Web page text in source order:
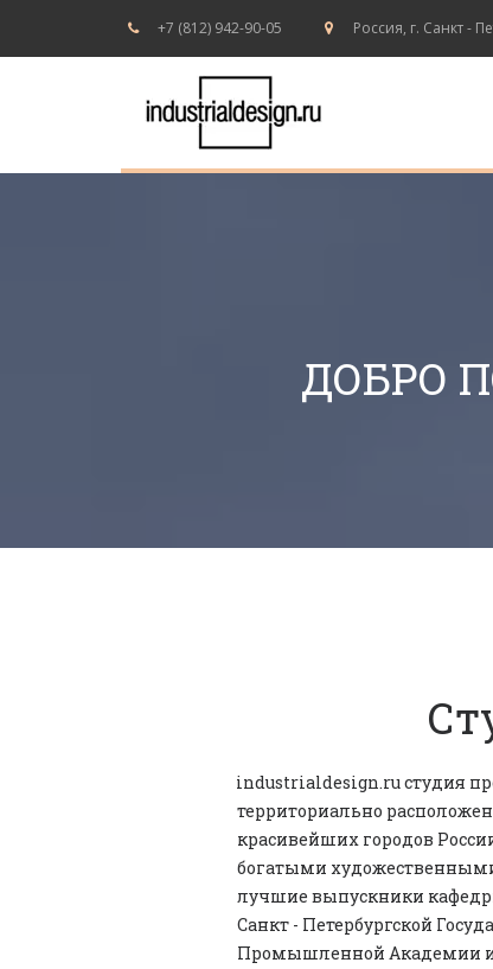
+7 (812) 942-90-05 Россия, г. Санкт -
ДОБРО
industrialdesign.ru студия
территориально
красивейших городов
богатыми
лучшие выпускники
Санкт - Петербургской
Промышленной Академии